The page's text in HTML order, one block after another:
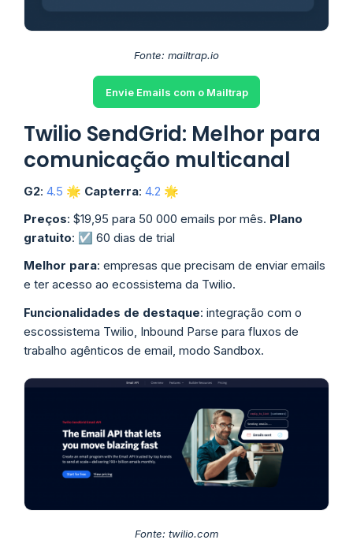
Fonte: mailtrap.io
Envie Emails com o Mailtrap
Twilio SendGrid: Melhor para
comunicação multicanal
G2: 4.5 🌟 Capterra: 4.2 🌟
Preços: $19,95 para 50 000 emails por mês. Plano
gratuito: ☑️ 60 dias de trial
Melhor para: empresas que precisam de enviar emails
e ter acesso ao ecossistema da Twilio.
Funcionalidades de destaque: integração com o
escossistema Twilio, Inbound Parse para fluxos de
trabalho agênticos de email, modo Sandbox.
Fonte: twilio.com